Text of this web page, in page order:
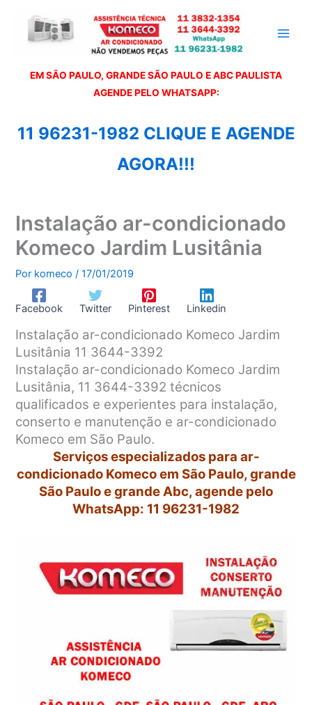
EM SÃO PAULO, GRANDE SÃO PAULO E ABC PAULISTA
AGENDE PELO WHATSAPP:
11 96231-1982 CLIQUE E AGENDE
AGORA!!!
Instalação ar-condicionado
Komeco Jardim Lusitânia
Por komeco/17/01/2019
Facebook Twitter Pinterest Linkedin
Instalação ar-condicionado Komeco Jardim
Lusitânia 11 3644-3392
Instalação ar-condicionado Komeco Jardim
Lusitânia, 11 3644-3392 técnicos
qualificados e experientes para instalação,
conserto e manutenção e ar-condicionado
Komeco em São Paulo.
Serviços especializados para ar-
condicionado Komeco em São Paulo, grande
São Paulo e grande Abc, agende pelo
WhatsApp: 11 96231-1982